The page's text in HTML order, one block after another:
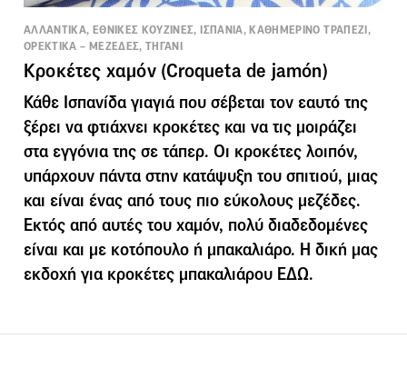
ΑΛΛΑΝΤΙΚΑ, ΕΘΝΙΚΕΣ ΚΟΥΖΙΝΕΣ, ΙΣΠΑΝΙΑ, ΚΑΘΗΜΕΡΙΝΟ ΤΡΑΠΕΖΙ,
ΟΡΕΚΤΙΚΑ – ΜΕΖΕΔΕΣ, ΤΗΓΑΝΙ
Κροκέτες χαμόν (Croqueta de jamón)
Κάθε Ισπανίδα γιαγιά που σέβεται τον εαυτό της
ξέρει να φτιάχνει κροκέτες και να τις μοιράζει
στα εγγόνια της σε τάπερ. Οι κροκέτες λοιπόν,
υπάρχουν πάντα στην κατάψυξη του σπιτιού, μιας
και είναι ένας από τους πιο εύκολους μεζέδες.
Εκτός από αυτές του χαμόν, πολύ διαδεδομένες
είναι και με κοτόπουλο ή μπακαλιάρο. Η δική μας
εκδοχή για κροκέτες μπακαλιάρου ΕΔΩ.